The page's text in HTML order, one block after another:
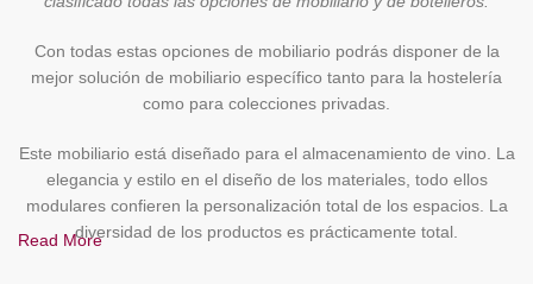
Con todas estas opciones de mobiliario podrás disponer de la
mejor solución de mobiliario específico tanto para la hostelería
como para colecciones privadas.
Este mobiliario está diseñado para el almacenamiento de vino. La
elegancia y estilo en el diseño de los materiales, todo ellos
modulares confieren la personalización total de los espacios. La
diversidad de los productos es prácticamente total.
Read More